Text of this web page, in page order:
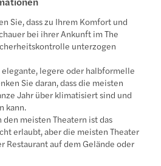
Sie, dass zu Ihrem Komfort und
bei ihrer Ankunft im The
unterzogen
elegante, legere oder halbformelle
Sie daran, dass die meisten
Jahr über klimatisiert sind und
kann.
den meisten Theatern ist das
erlaubt, aber die meisten Theater
Restaurant auf dem Gelände oder